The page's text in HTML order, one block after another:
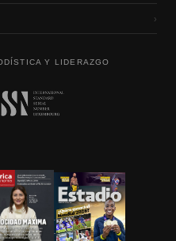
›
Y LIDERAZGO